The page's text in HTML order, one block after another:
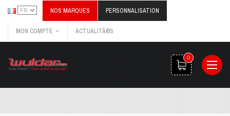
NOS MARQUES PERSONNALISATION
MON COMPTE ACTUALITÃ©S
0